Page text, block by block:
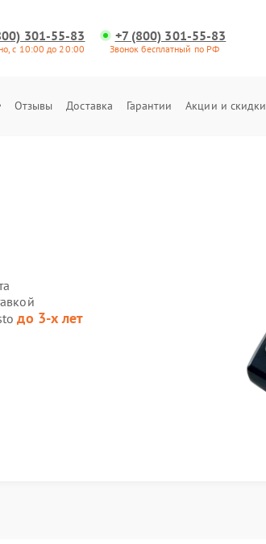
301-55-83
с 10:00 до 20:00
+7 (800) 301-55-83
Звонок бесплатный по РФ
Отзывы Доставка Гарантии Акции и скидки
до 3-х лет